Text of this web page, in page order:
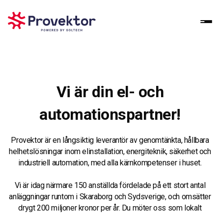
Vi är din el- och
automationspartner!
Provektor är en långsiktig leverantör av genomtänkta, hållbara
helhetslösningar inom elinstallation, energiteknik, säkerhet och
industriell automation, med alla kärnkompetenser i huset.
Vi är idag närmare 150 anställda fördelade på ett stort antal
anläggningar runtom i Skaraborg och Sydsverige, och omsätter
drygt 200 miljoner kronor per år. Du möter oss som lokalt